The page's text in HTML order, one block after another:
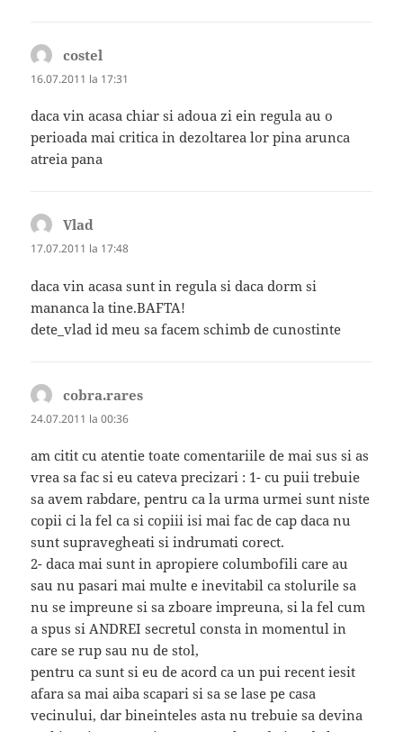
costel
16.07.2011 la 17:31
daca vin acasa chiar si adoua zi ein regula au o
perioada mai critica in dezoltarea lor pina arunca
atreia pana
Vlad
17.07.2011 la 17:48
daca vin acasa sunt in regula si daca dorm si
mananca la tine.BAFTA!
dete_vlad id meu sa facem schimb de cunostinte
cobra.rares
24.07.2011 la 00:36
am citit cu atentie toate comentariile de mai sus si as
vrea sa fac si eu cateva precizari : 1- cu puii trebuie
sa avem rabdare, pentru ca la urma urmei sunt niste
copii ci la fel ca si copiii isi mai fac de cap daca nu
sunt supravegheati si indrumati corect.
2- daca mai sunt in apropiere columbofili care au
sau nu pasari mai multe e inevitabil ca stolurile sa
nu se impreune si sa zboare impreuna, si la fel cum
a spus si ANDREI secretul consta in momentul in
care se rup sau nu de stol,
pentru ca sunt si eu de acord ca un pui recent iesit
afara sa mai aiba scapari si sa se lase pe casa
vecinului, dar bineinteles asta nu trebuie sa devina